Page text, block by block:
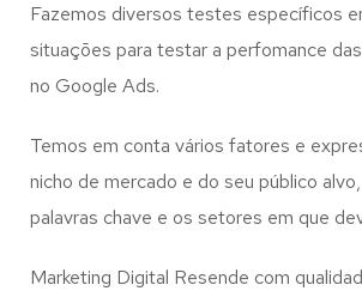
Fazemos diversos testes específicos
situações para testar a perfomance
no Google Ads.
Temos em conta vários fatores e
nicho de mercado e do seu público
palavras chave e os setores em que
Marketing Digital Resende com